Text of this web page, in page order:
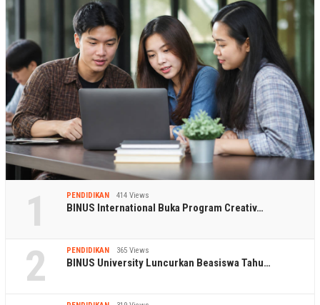
1 PENDIDIKAN 414 Views
BINUS International Buka Program Creativ…
2 PENDIDIKAN 365 Views
BINUS University Luncurkan Beasiswa Tahu…